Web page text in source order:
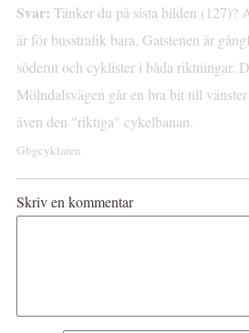
Svar: Tänker du på sista bilden (127)?
är för busstrafik bara. Gatstenen är
söderut och cyklister i båda riktningar.
Mölndalsvägen går en bra bit till
även den "riktiga" cykelbanan.
Gbgcyklaren
Skriv en kommentar